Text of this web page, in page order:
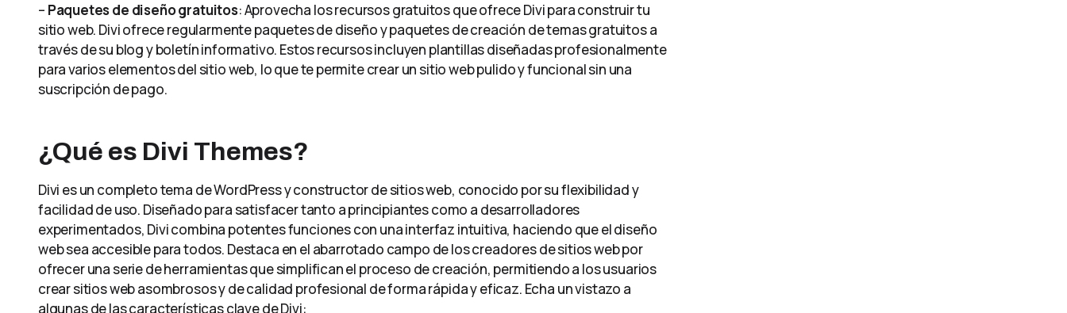
– Paquetes de diseño gratuitos: Aprovecha los recursos gratuitos que ofrece Divi para construir tu
sitio web. Divi ofrece regularmente paquetes de diseño y paquetes de creación de temas gratuitos a
través de su blog y boletín informativo. Estos recursos incluyen plantillas diseñadas profesionalmente
para varios elementos del sitio web, lo que te permite crear un sitio web pulido y funcional sin una
suscripción de pago.
¿Qué es Divi Themes?
Divi es un completo tema de WordPress y constructor de sitios web, conocido por su flexibilidad y
facilidad de uso. Diseñado para satisfacer tanto a principiantes como a desarrolladores
experimentados, Divi combina potentes funciones con una interfaz intuitiva, haciendo que el diseño
web sea accesible para todos. Destaca en el abarrotado campo de los creadores de sitios web por
ofrecer una serie de herramientas que simplifican el proceso de creación, permitiendo a los usuarios
crear sitios web asombrosos y de calidad profesional de forma rápida y eficaz. Echa un vistazo a
algunas de las características clave de Divi: